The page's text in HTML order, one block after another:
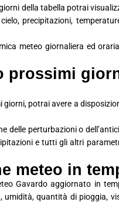
della tabella potrai
precipitazioni,
meteo giornaliera ed
prossimi
giorni, potrai avere a
delle perturbazioni o
e tutti gli altri
meteo in
Gavardo aggiornato in
umidità, quantità di pioggia,